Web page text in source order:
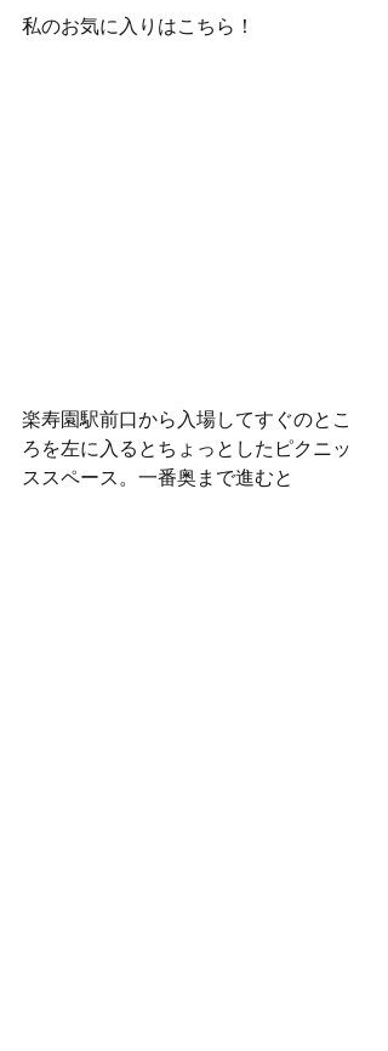
私のお気に入りはこちら！
楽寿園駅前口から入場してすぐのとこ
ろを左に入るとちょっとしたピクニッ
ススペース。一番奥まで進むと